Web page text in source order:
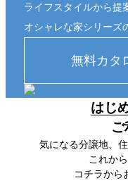
ライフスタイルから提
オシャレな家シリーズ
はじ
気になる分譲地、
これか
コチラから